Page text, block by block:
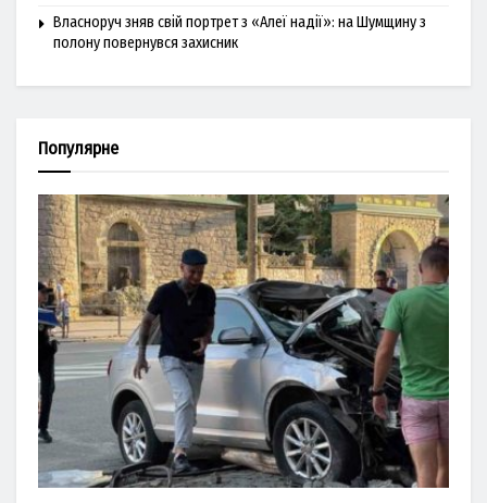
Власноруч зняв свій портрет з «Алеї надії»: на Шумщину з
полону повернувся захисник
Популярне